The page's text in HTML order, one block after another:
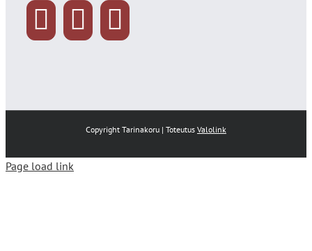
Copyright Tarinakoru | Toteutus Valolink
Page load link